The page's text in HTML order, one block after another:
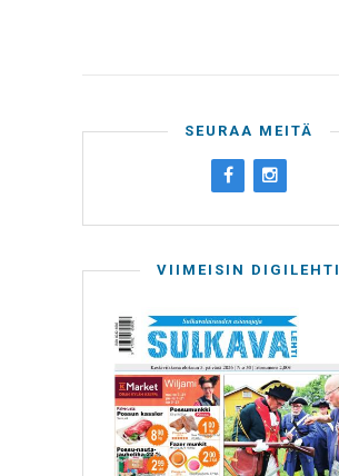
SEURAA MEITÄ
VIIMEISIN DIGILEHTI